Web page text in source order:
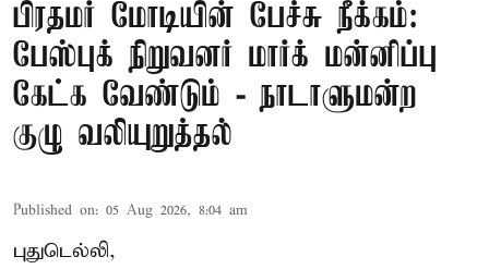
பிரதமர் மோடியின் பேச்சு நீக்கம்:
பேஸ்புக் நிறுவனர் மார்க் மன்னிப்பு
கேட்க வேண்டும் - நாடாளுமன்ற
குழு வலியுறுத்தல்
Published on: 05 Aug 2026, 8:04 am
புதுடெல்லி,